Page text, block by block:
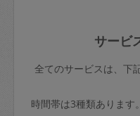
サービ
全てのサービスは、下
時間帯は3種類あります